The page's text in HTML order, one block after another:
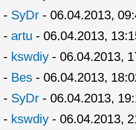
- SyDr - 06.04.2013,
- artu - 06.04.2013,
- kswdiy - 06.04.2013,
- Bes - 06.04.2013,
- SyDr - 06.04.2013,
- kswdiy - 06.04.2013,